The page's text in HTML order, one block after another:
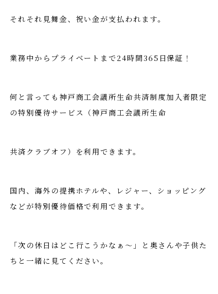
それそれ見舞金、祝い金が支払われます。
業務中からプライベートまで24時間365日保証！
何と言っても神戸商工会議所生命共済制度加入者限定
の特別優待サービス（神戸商工会議所生命
共済クラブオフ）を利用できます。
国内、海外の提携ホテルや、レジャー、ショッピング
などが特別優待価格で利用できます。
「次の休日はどこ行こうかなぁ～」と奥さんや子供た
ちと一緒に見てください。